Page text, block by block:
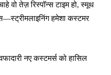
वो तेज़ रिस्पॉन्स टाइम हो, स्मूथ
हमेशा कस्टमर
नए कस्टमर्स को हासिल